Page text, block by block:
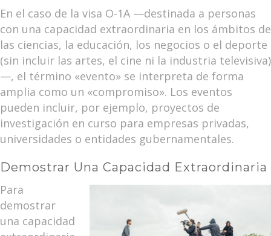
En el caso de la visa O-1A —destinada a personas
con una capacidad extraordinaria en los ámbitos de
las ciencias, la educación, los negocios o el deporte
(sin incluir las artes, el cine ni la industria televisiva)
—, el término «evento» se interpreta de forma
amplia como un «compromiso». Los eventos
pueden incluir, por ejemplo, proyectos de
investigación en curso para empresas privadas,
universidades o entidades gubernamentales.
Demostrar Una Capacidad Extraordinaria
Para
demostrar
una capacidad